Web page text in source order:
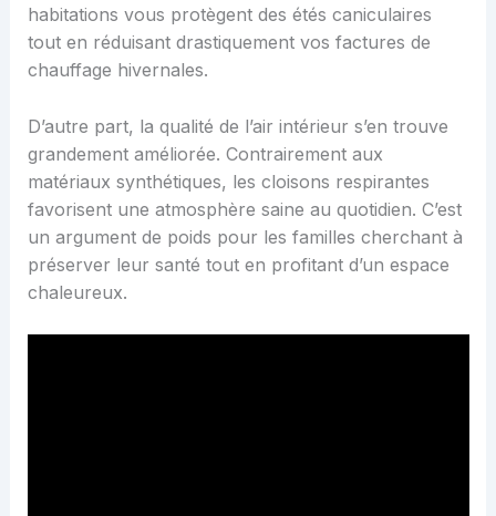
habitations vous protègent des étés caniculaires
tout en réduisant drastiquement vos factures de
chauffage hivernales.
D’autre part, la qualité de l’air intérieur s’en trouve
grandement améliorée. Contrairement aux
matériaux synthétiques, les cloisons respirantes
favorisent une atmosphère saine au quotidien. C’est
un argument de poids pour les familles cherchant à
préserver leur santé tout en profitant d’un espace
chaleureux.